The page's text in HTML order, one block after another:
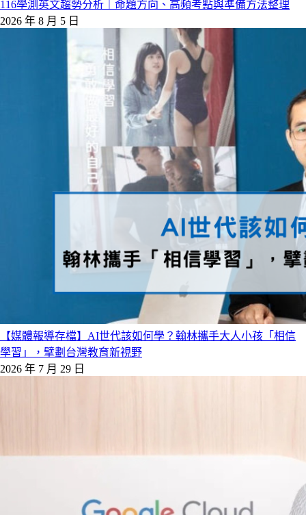
116學測英文趨勢分析｜命題方向、高頻考點與準備方法整理
2026 年 8 月 5 日
【媒體報導存檔】AI世代該如何學？翰林攜手大人小孩「相信
學習」，擘劃台灣教育新視野
2026 年 7 月 29 日